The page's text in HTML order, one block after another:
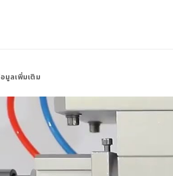
มูลเพิ่มเติม